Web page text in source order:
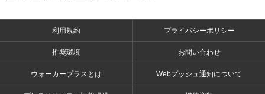
利用規約 プライバシーポリシー
推奨環境 お問い合わせ
ウォーカープラスとは Webプッシュ通知について